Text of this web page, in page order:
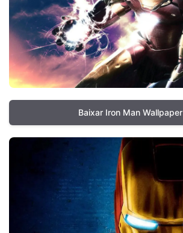
Baixar Iron Man Wallpaper